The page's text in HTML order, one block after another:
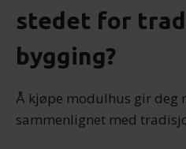
stedet for
bygging?
Å kjøpe modulhus gir deg
sammenlignet med